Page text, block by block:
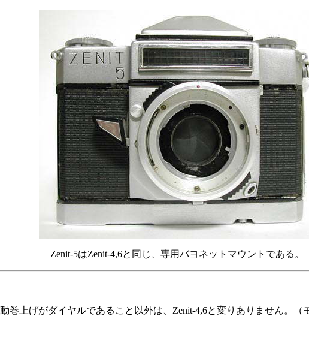
Zenit-5はZenit-4,6と同じ、専用バヨネットマウントである。
上げがダイヤルであること以外は、Zenit-4,6と変りありません。（